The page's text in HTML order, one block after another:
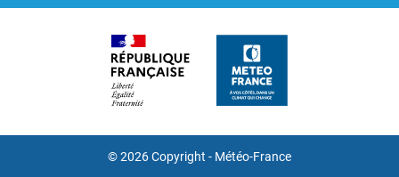
© 2026 Copyright - Météo-France